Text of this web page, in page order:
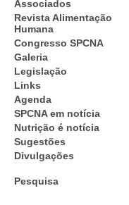
Associados
Revista Alimentação
Humana
Congresso SPCNA
Galeria
Legislação
Links
Agenda
SPCNA em notícia
Nutrição é notícia
Sugestões
Divulgações
Pesquisa